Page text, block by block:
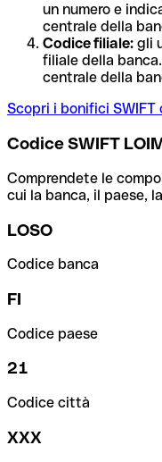
un numero e
centrale della
Codice filiale: gli
filiale della
centrale della
Scopri i bonifici SWIFT
Codice SWIFT
Comprendete le
cui la banca, il paese,
LOSO
Codice banca
FI
Codice paese
21
Codice città
XXX